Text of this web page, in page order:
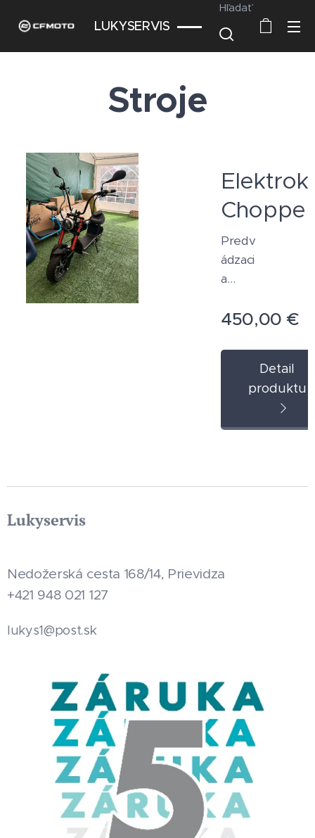
LUKYSERVIS
Hľadať
Stroje
Predv
ádzaci
a
okolo
Chop
style.
dené
Cena
450€.
450,00 €
Detail
produktu
Lukyservis
Nedožerská cesta 168/14, Prievidza
+421 948 021 127
lukys1@post.sk